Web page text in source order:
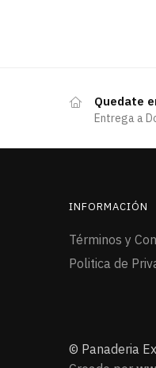
Quedate
Entrega a
INFORMACIÓN
Términos y
Politica de
© Panaderia